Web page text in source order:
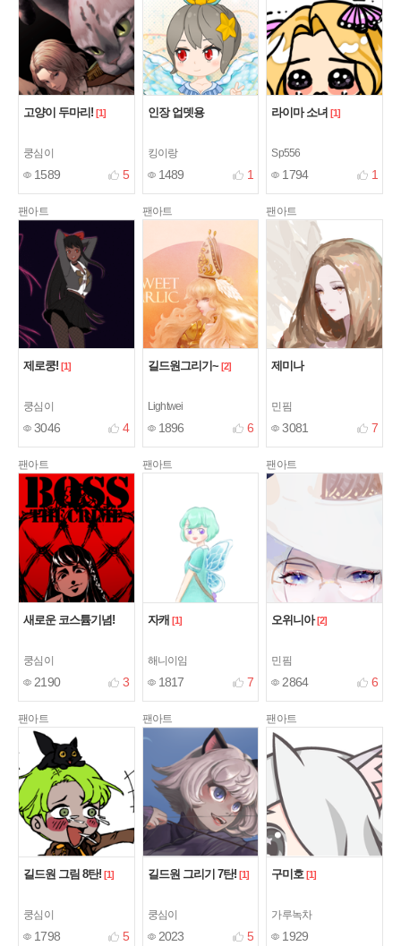
고양이 두마리! [1]
쿵심이
1589 5
인장 업뎃용
킹이랑
1489 1
라이마 소녀 [1]
Sp556
1794 1
팬아트
제로쿵! [1]
쿵심이
3046 4
팬아트
길드원그리기~ [2]
Lightwei
1896 6
팬아트
제미나
민핌
3081 7
팬아트
새로운 코스튬기념!
쿵심이
2190 3
팬아트
자캐 [1]
해니이임
1817 7
팬아트
오위니아 [2]
민핌
2864 6
팬아트
길드원 그림 8탄! [1]
쿵심이
1798 5
팬아트
길드원 그리기 7탄! [1]
쿵심이
2023 5
팬아트
구미호 [1]
가루녹차
1929